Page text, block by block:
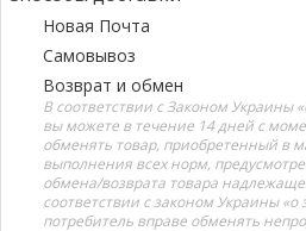
Новая Почта
Самовывоз
Возврат и обмен
В соответствии с Законом Украины
вы можете в течение 14 дней с
обменять товар, приобретенный в
выполнения всех норм,
обмена/возврата товара
соответствии с законом Украины
потребитель вправе обменять